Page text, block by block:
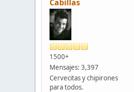
Cabillas
1500+
Mensajes: 3,397
Cervecitas y chipirones
para todos.